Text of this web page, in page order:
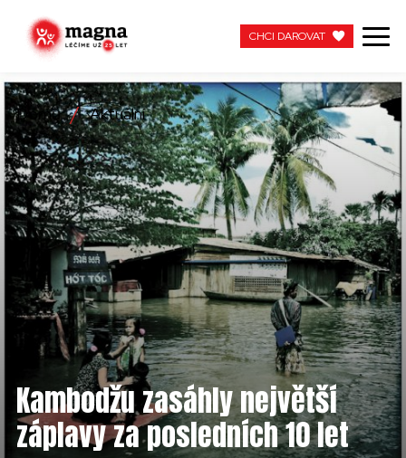
CHCI DAROVAT
NAŠE PRÁCE
O NÁS
AKTUÁLNÍ
ZAPOJTE SE
PRACUJTE S NÁMI
KONTAKTUJTE NÁS
ČESKÁ REPUBLIKA
CHCI DAROVAT
Domů Aktuální
Kambodžu zasáhly největší
záplavy za posledních 10 let